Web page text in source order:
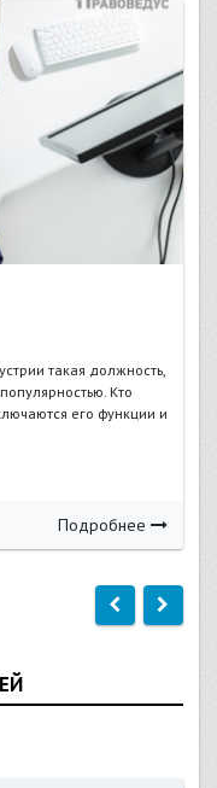
такая должность,
Кто
его функции и
Подробнее